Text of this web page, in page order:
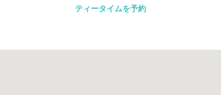
ティータイムを予約